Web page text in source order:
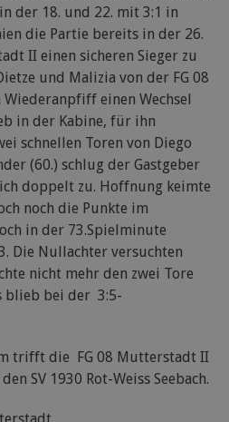
der 18. und 22. mit 3:1 in
die Partie bereits in der 26.
II einen sicheren Sieger zu
und Malizia von der FG 08
einen Wechsel
in der Kabine, für ihn
schnellen Toren von Diego
(60.) schlug der Gastgeber
doppelt zu. Hoffnung keimte
noch die Punkte im
in der 73.Spielminute
Die Nullachter versuchten
nicht mehr den zwei Tore
blieb bei der 3:5-
trifft die FG 08 Mutterstadt II
SV 1930 Rot-Weiss Seebach.